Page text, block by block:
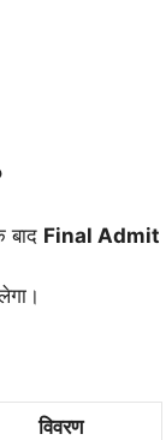
बाद Final Admit
विवरण